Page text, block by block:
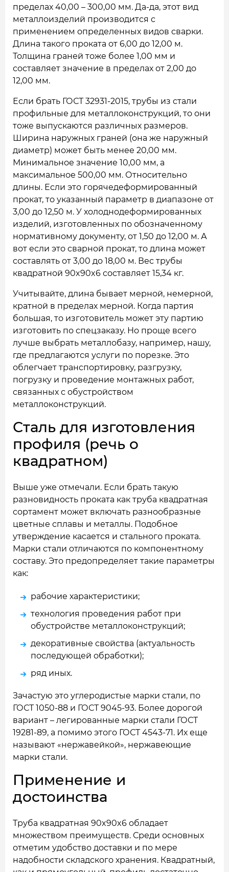
пределах 40,00 – 300,00 мм. Да-да, этот вид
металлоизделий производится с
применением определенных видов сварки.
Длина такого проката от 6,00 до 12,00 м.
Толщина граней тоже более 1,00 мм и
составляет значение в пределах от 2,00 до
12,00 мм.
Если брать ГОСТ 32931-2015, трубы из стали
профильные для металлоконструкций, то они
тоже выпускаются различных размеров.
Ширина наружных граней (она же наружный
диаметр) может быть менее 20,00 мм.
Минимальное значение 10,00 мм, а
максимальное 500,00 мм. Относительно
длины. Если это горячедеформированный
прокат, то указанный параметр в диапазоне от
3,00 до 12,50 м. У холоднодеформированных
изделий, изготовленных по обозначенному
нормативному документу, от 1,50 до 12,00 м. А
вот если это сварной прокат, то длина может
составлять от 3,00 до 18,00 м. Вес трубы
квадратной 90x90x6 составляет 15,34 кг.
Учитывайте, длина бывает мерной, немерной,
кратной в пределах мерной. Когда партия
большая, то изготовитель может эту партию
изготовить по спецзаказу. Но проще всего
лучше выбрать металлобазу, например, нашу,
где предлагаются услуги по порезке. Это
облегчает транспортировку, разгрузку,
погрузку и проведение монтажных работ,
связанных с обустройством
металлоконструкций.
Сталь для изготовления
профиля (речь о
квадратном)
Выше уже отмечали. Если брать такую
разновидность проката как труба квадратная
сортамент может включать разнообразные
цветные сплавы и металлы. Подобное
утверждение касается и стального проката.
Марки стали отличаются по компонентному
составу. Это предопределяет такие параметры
как:
рабочие характеристики;
технология проведения работ при
обустройстве металлоконструкций;
декоративные свойства (актуальность
последующей обработки);
ряд иных.
Зачастую это углеродистые марки стали, по
ГОСТ 1050-88 и ГОСТ 9045-93. Более дорогой
вариант – легированные марки стали ГОСТ
19281-89, а помимо этого ГОСТ 4543-71. Их еще
называют «нержавейкой», нержавеющие
марки стали.
Применение и
достоинства
Труба квадратная 90x90x6 обладает
множеством преимуществ. Среди основных
отметим удобство доставки и по мере
надобности складского хранения. Квадратный,